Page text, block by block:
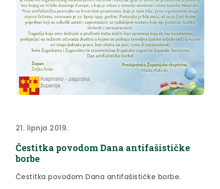
21. lipnja 2019.
Čestitka povodom Dana antifašističke
borbe
Čestitka povodom Dana antifašističke borbe.